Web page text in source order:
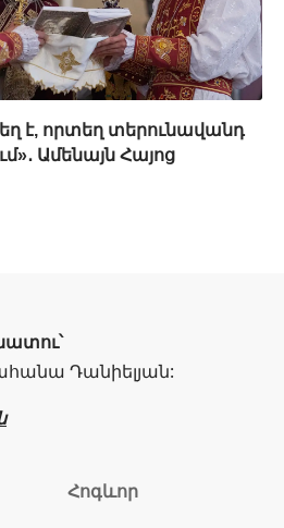
է, որտեղ տերունավանդ
Ամենայն Հայոց
Դանիելյան:
Հոգևոր